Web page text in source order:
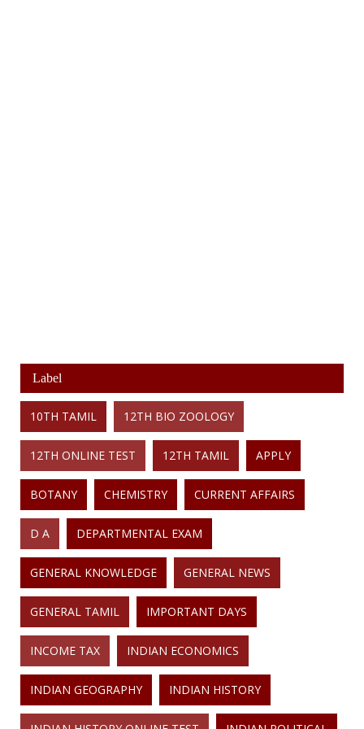
Label
10TH TAMIL 12TH BIO ZOOLOGY
12TH ONLINE TEST 12TH TAMIL APPLY
BOTANY CHEMISTRY CURRENT AFFAIRS
D A DEPARTMENTAL EXAM
GENERAL KNOWLEDGE GENERAL NEWS
GENERAL TAMIL IMPORTANT DAYS
INCOME TAX INDIAN ECONOMICS
INDIAN GEOGRAPHY INDIAN HISTORY